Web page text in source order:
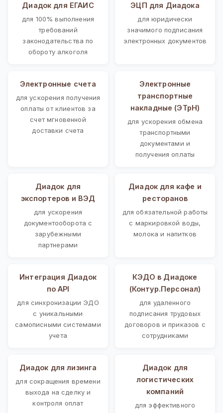
Диадок для ЕГАИС
для 100% выполнения
требований
законодательства по
обороту алкоголя
ЭЦП для Диадока
для юридически
значимого подписания
электронных документов
Электронные счета
для ускорения получения
оплаты от клиентов за
счет мгновенной
доставки счета
Электронные
транспортные
накладные (ЭТрН)
для ускорения обмена
транспортными
документами и
получения оплаты
Диадок для
экспортеров и ВЭД
для ускорения
документооборота с
зарубежными
партнерами
Диадок для кафе и
ресторанов
для обязательной работы
с маркировкой воды,
молока и напитков
Интеграция Диадок
по API
для синхронизации ЭДО
с уникальными
самописными системами
учета
КЭДО в Диадоке
(Контур.Персонал)
для удаленного
подписания трудовых
договоров и приказов с
сотрудниками
Диадок для лизинга
для сокращения времени
выхода на сделку и
контроля оплат
Диадок для
логистических
компаний
для эффективного